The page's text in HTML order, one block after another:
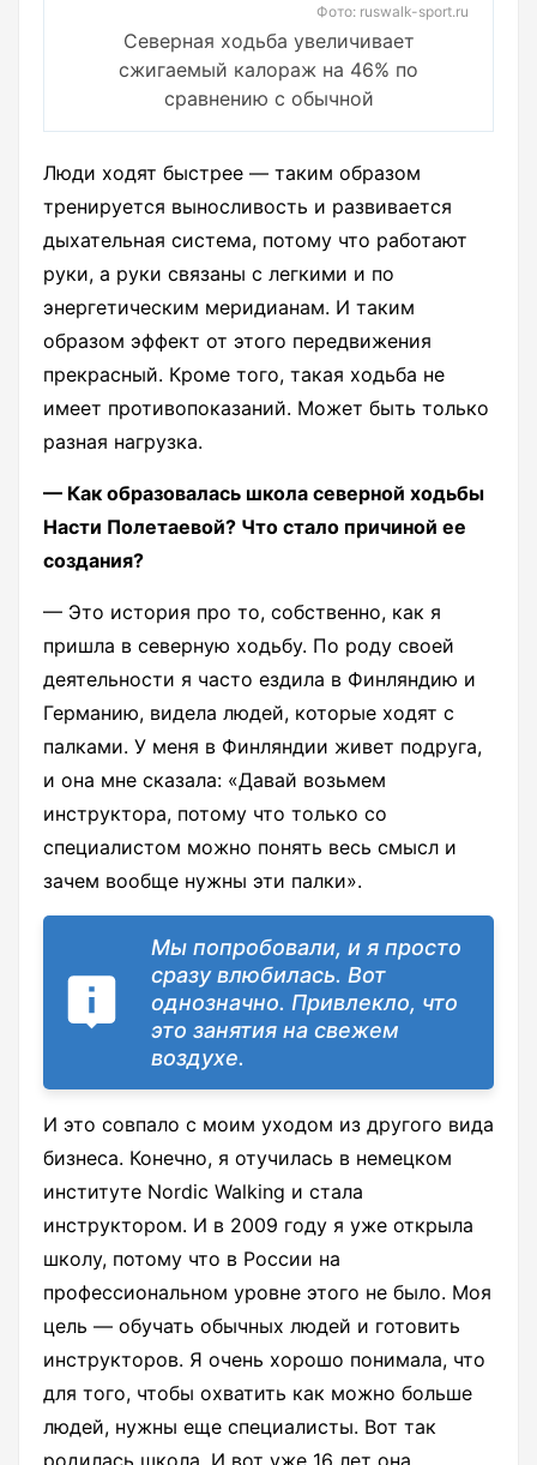
Фото: ruswalk-sport.ru
Северная ходьба увеличивает
сжигаемый калораж на 46% по
сравнению с обычной
Люди ходят быстрее — таким образом
тренируется выносливость и развивается
дыхательная система, потому что работают
руки, а руки связаны с легкими и по
энергетическим меридианам. И таким
образом эффект от этого передвижения
прекрасный. Кроме того, такая ходьба не
имеет противопоказаний. Может быть только
разная нагрузка.
— Как образовалась школа северной ходьбы
Насти Полетаевой? Что стало причиной ее
создания?
— Это история про то, собственно, как я
пришла в северную ходьбу. По роду своей
деятельности я часто ездила в Финляндию и
Германию, видела людей, которые ходят с
палками. У меня в Финляндии живет подруга,
и она мне сказала: «Давай возьмем
инструктора, потому что только со
специалистом можно понять весь смысл и
зачем вообще нужны эти палки».
Мы попробовали, и я просто
сразу влюбилась. Вот
однозначно. Привлекло, что
это занятия на свежем
воздухе.
И это совпало с моим уходом из другого вида
бизнеса. Конечно, я отучилась в немецком
институте Nordic Walking и стала
инструктором. И в 2009 году я уже открыла
школу, потому что в России на
профессиональном уровне этого не было. Моя
цель — обучать обычных людей и готовить
инструкторов. Я очень хорошо понимала, что
для того, чтобы охватить как можно больше
людей, нужны еще специалисты. Вот так
родилась школа. И вот уже 16 лет она